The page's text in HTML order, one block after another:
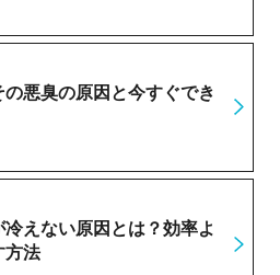
悪臭の原因と今すぐでき
えない原因とは？効率よ
方法